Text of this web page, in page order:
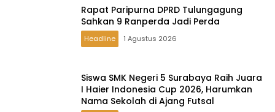
Rapat Paripurna DPRD Tulungagung
Sahkan 9 Ranperda Jadi Perda
Headline 1 Agustus 2026
Siswa SMK Negeri 5 Surabaya Raih Juara
I Haier Indonesia Cup 2026, Harumkan
Nama Sekolah di Ajang Futsal